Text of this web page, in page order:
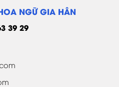
NGỮ GIA HÂN
39 29